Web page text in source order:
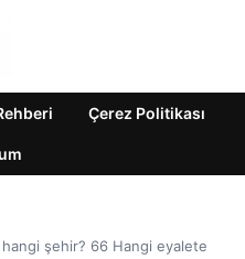
Çerez Politikası
şehir? 66 Hangi eyalete